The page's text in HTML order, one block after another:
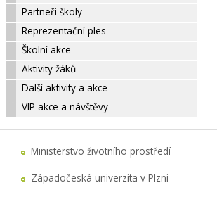
Partneři školy
Reprezentační ples
Školní akce
Aktivity žáků
Další aktivity a akce
VIP akce a návštěvy
Ministerstvo životního prostředí
Západočeská univerzita v Plzni